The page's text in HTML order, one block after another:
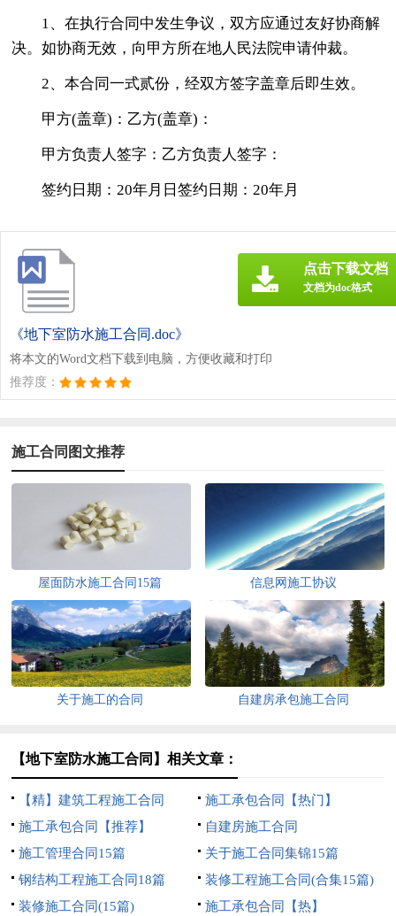
1、在执行合同中发生争议，双方应通过友好协商解
决。如协商无效，向甲方所在地人民法院申请仲裁。
2、本合同一式贰份，经双方签字盖章后即生效。
甲方(盖章)：乙方(盖章)：
甲方负责人签字：乙方负责人签字：
签约日期：20年月日签约日期：20年月
《地下室防水施工合同.doc》
将本文的Word文档下载到电脑，方便收藏和打印
推荐度：
点击下载文档
文档为doc格式
施工合同图文推荐
屋面防水施工合同15篇 信息网施工协议
关于施工的合同 自建房承包施工合同
【地下室防水施工合同】相关文章：
【精】建筑工程施工合同
施工承包合同【热门】
施工承包合同【推荐】
自建房施工合同
施工管理合同15篇
关于施工合同集锦15篇
钢结构工程施工合同18篇
装修工程施工合同(合集15篇)
装修施工合同(15篇)
施工承包合同【热】